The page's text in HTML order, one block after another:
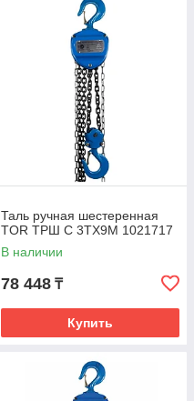
Таль ручная шестеренная
TOR ТРШ C 3ТХ9М 1021717
В наличии
78 448 ₸
Купить